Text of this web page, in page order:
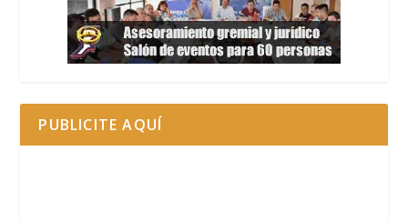
PUBLICITE AQUÍ